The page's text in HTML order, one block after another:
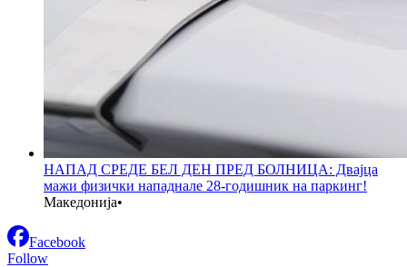
НАПАД СРЕДЕ БЕЛ ДЕН ПРЕД БОЛНИЦА: Двајца
мажи физички нападнале 28-годишник на паркинг!
Македонија•
Facebook
Follow